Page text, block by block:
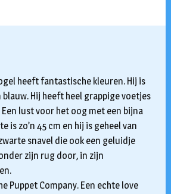
heeft fantastische kleuren. Hij is
Hij heeft heel grappige voetjes
lust voor het oog met een bijna
is zo’n 45 cm en hij is geheel van
snavel die ook een geluidje
zijn rug door, in zijn
Puppet Company. Een echte love